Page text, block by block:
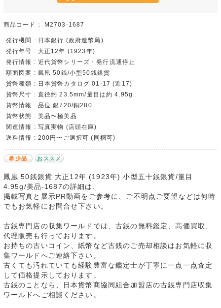
商品コード： M2703-1687
発行機関 : 日本銀行 (政府造幣局)
発行年号 : 大正12年 (1923年)
発行情報 : 近代貨幣シリーズ・発行流通停止
額面図案 : 鳳凰 50銭/小型50銭銀貨
貨幣種類 : 日本貨幣カタログ 01-17 (近17)
貨幣尺寸 : 直径約 23.5mm/量目は約 4.95g
貨幣情報 : 品位 銀720/銅280
貨幣状態 : 美品〜極美品
関連情報 : 写真実物 (店頭在庫)
送料情報 : 200円〜ご選択可 (同梱可)
希少品 おススメ
鳳凰 50銭銀貨 大正12年 (1923年) 小型五十銭銀貨/量目
4.95g/美品-1687の詳細は、
掲載写真と展示PR動画をご参考に、ご不明点ご要望などは何時
でもお気軽にお問合せ下さい。
古銭専門店の収集ワールドでは、古銭の無料鑑定、高価買取、
代理販売も行っております。
お持ちの古いコイン、紙幣など古銭のご売却相談はお気軽に収
集ワールドへご連絡下さい。
古くても汚れていても経験豊富な鑑定士が丁寧に一点一点査定
して価格提示しております。
古銭のことなら、日本貨幣商協同組合加盟店の古銭専門店収集
ワールドへご相談ください。